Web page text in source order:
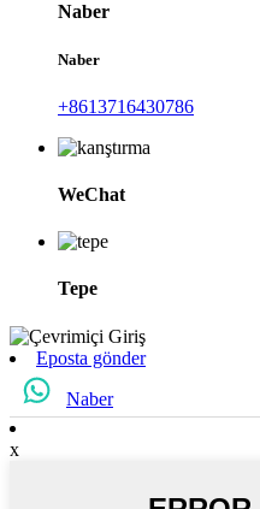
Naber
Naber
+8613716430786
WeChat
Tepe
Eposta gönder
Naber
x